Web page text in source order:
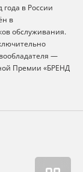
в России
в
обслуживания.
—
Премии «БРЕНД